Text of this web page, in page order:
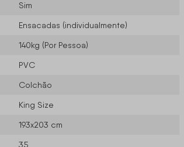
Sim
Ensacadas (individualmente)
140kg (Por Pessoa)
PVC
Colchão
King Size
193x203 cm
35